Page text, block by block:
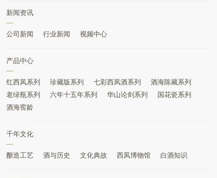
新闻资讯
公司新闻 行业新闻 视频中心
产品中心
红西凤系列 珍藏版系列 七彩西凤酒系列
酒海陈藏系列
老绿瓶系列
六年十五年系列 华山论剑系列
国花瓷系列
酒海窖龄
千年文化
酿造工艺 酒与历史 文化典故 西凤博物馆 白酒知识